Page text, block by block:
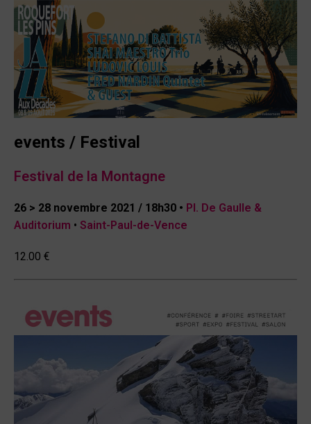
events / Festival
Festival de la Montagne
26 > 28 novembre 2021 / 18h30 • Pl. De Gaulle &
Auditorium • Saint-Paul-de-Vence
12.00 €